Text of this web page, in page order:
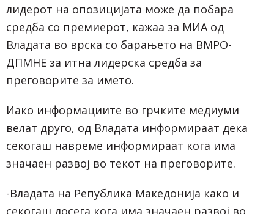
лидерот на опозицијата може да побара
средба со премиерот, кажаа за МИА од
Владата во врска со барањето на ВМРО-
ДПМНЕ за итна лидерска средба за
преговорите за името.
Иако информациите во грчките медиуми
велат друго, од Владата информираат дека
секогаш навреме информираат кога има
значаен развој во текот на преговорите.
-Владата на Република Македонија како и